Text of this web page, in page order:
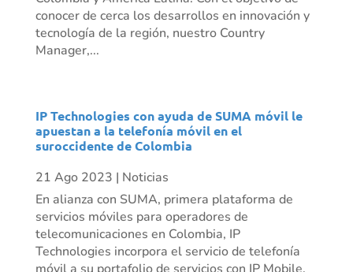
conocer de cerca los desarrollos en innovación y
tecnología de la región, nuestro Country
Manager,...
IP Technologies con ayuda de SUMA móvil le
apuestan a la telefonía móvil en el
suroccidente de Colombia
21 Ago 2023 | Noticias
En alianza con SUMA, primera plataforma de
servicios móviles para operadores de
telecomunicaciones en Colombia, IP
Technologies incorpora el servicio de telefonía